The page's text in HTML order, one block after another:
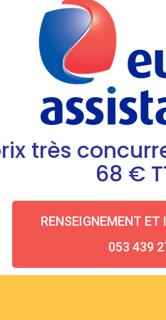
très
68 €
RENSEIGNEMENT ET
053 439